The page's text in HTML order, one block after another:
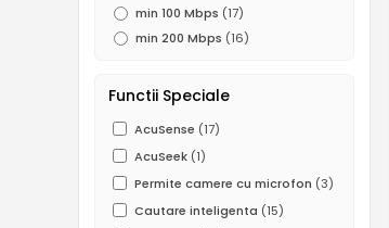
min 100 Mbps (17)
min 200 Mbps (16)
Functii Speciale
AcuSense (17)
AcuSeek (1)
Permite camere cu microfon (3)
Cautare inteligenta (15)